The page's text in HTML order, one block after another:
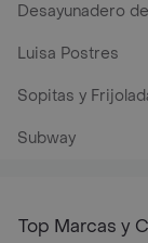
Desayunadero
Luisa Postres
Sopitas y
Subway
Top Marcas y